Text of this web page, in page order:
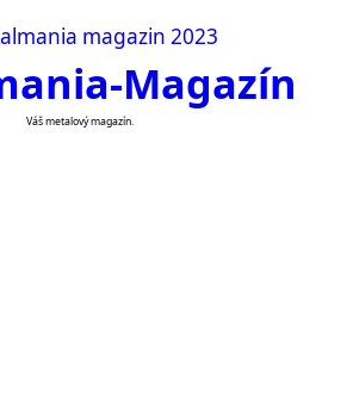
Magazín
Váš metalový magazín.